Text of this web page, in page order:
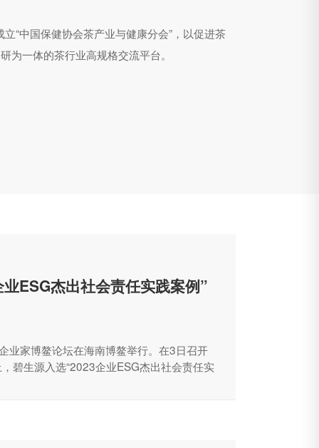
“中国保健协会茶产业与健康分会”，以促进茶
为一体的茶行业高规格交流平台。
ESG杰出社会责任实践案例”
业家博鳌论坛在海南博鳌举行。在3日召开
碧生源入选“2023企业ESG杰出社会责任实